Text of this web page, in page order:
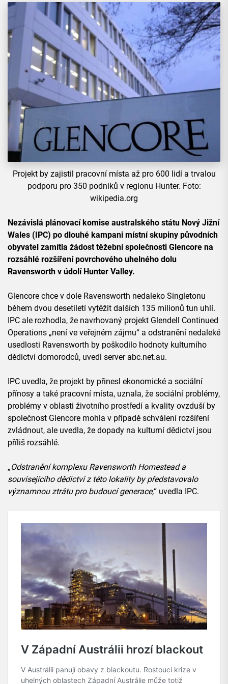
Projekt by zajistil pracovní místa až pro 600 lidí a trvalou
podporu pro 350 podniků v regionu Hunter. Foto:
wikipedia.org
Nezávislá plánovací komise australského státu Nový Jižní
Wales (IPC) po dlouhé kampani místní skupiny původních
obyvatel zamítla žádost těžební společnosti Glencore na
rozsáhlé rozšíření povrchového uhelného dolu
Ravensworth v údolí Hunter Valley.
Glencore chce v dole Ravensworth nedaleko Singletonu
během dvou desetiletí vytěžit dalších 135 milionů tun uhlí.
IPC ale rozhodla, že navrhovaný projekt Glendell Continued
Operations „není ve veřejném zájmu“ a odstranění nedaleké
usedlosti Ravensworth by poškodilo hodnoty kulturního
dědictví domorodců, uvedl server abc.net.au.
IPC uvedla, že projekt by přinesl ekonomické a sociální
přínosy a také pracovní místa, uznala, že sociální problémy,
problémy v oblasti životního prostředí a kvality ovzduší by
společnost Glencore mohla v případě schválení rozšíření
zvládnout, ale uvedla, že dopady na kulturní dědictví jsou
příliš rozsáhlé.
„Odstranění komplexu Ravensworth Homestead a
souvisejícího dědictví z této lokality by představovalo
významnou ztrátu pro budoucí generace,“ uvedla IPC.